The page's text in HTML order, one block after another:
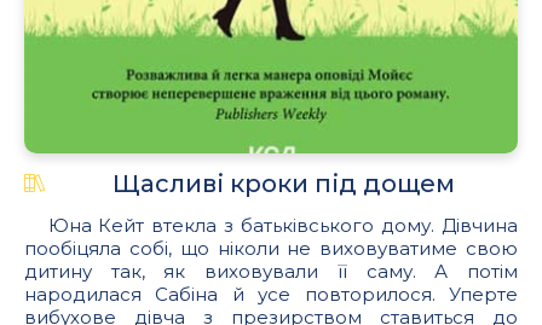
Щасливі кроки під дощем
Юна Кейт втекла з батьківського дому. Дівчина
пообіцяла собі, що ніколи не виховуватиме свою
дитину так, як виховували її саму. А потім
народилася Сабіна й усе повторилося. Уперте
вибухове дівча з презирством ставиться до